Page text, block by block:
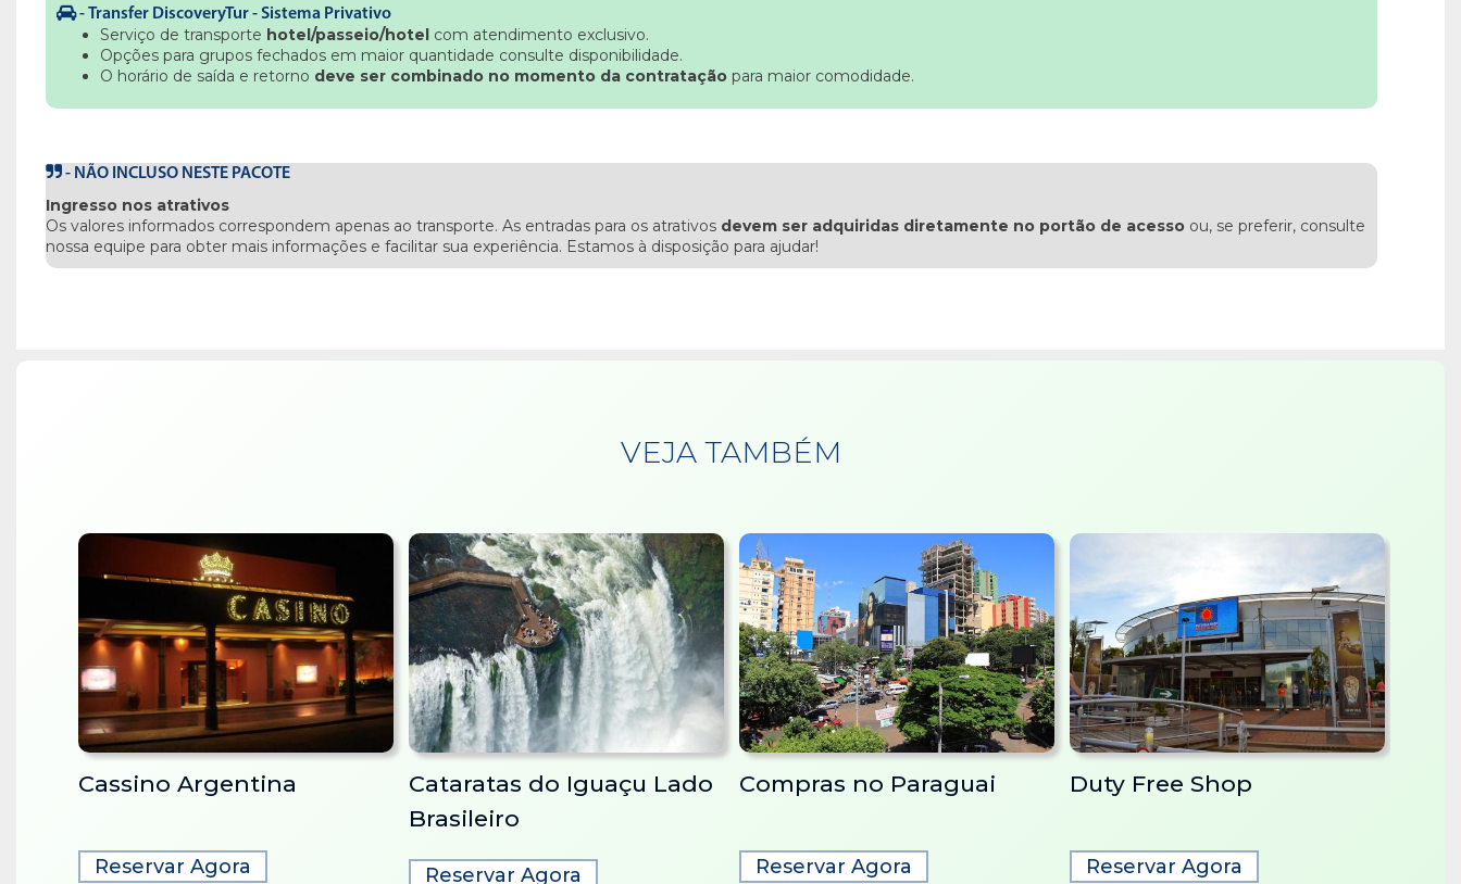
-Transfer DiscoveryTur - Sistema Privativo
Serviço de transporte hotel/passeio/hotel com atendimento exclusivo.
Opções para grupos fechados em maior quantidade consulte disponibilidade.
O horário de saída e retorno deve ser combinado no momento da contratação para maior comodidade.
- NÃO INCLUSO NESTE PACOTE
Ingresso nos atrativos
Os valores informados correspondem apenas ao transporte. As entradas para os atrativos devem ser adquiridas diretamente no portão de acesso ou, se preferir, consulte
nossa equipe para obter mais informações e facilitar sua experiência. Estamos à disposição para ajudar!
VEJA TAMBÉM
Cassino Argentina
Reservar Agora
Cataratas do Iguaçu Lado
Brasileiro
Reservar Agora
Compras no Paraguai
Reservar Agora
Duty Free Shop
Reservar Agora